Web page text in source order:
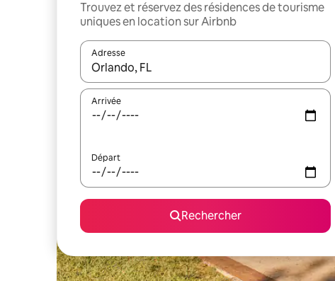
Trouvez et réservez des résidences de tourisme
uniques en location sur Airbnb
Adresse
Lorsque les résultats s'affichent, utilisez les flèches
Arrivée
Départ
Rechercher